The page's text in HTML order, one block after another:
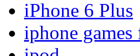
iPhone 6 Plus
iphone games